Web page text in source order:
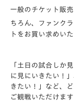
一般のチケット販
ちろん、ファンク
トをお買い求めい
「土日の試合しか
に見にいきたい！
きたい！」など、
ご観戦いただけま